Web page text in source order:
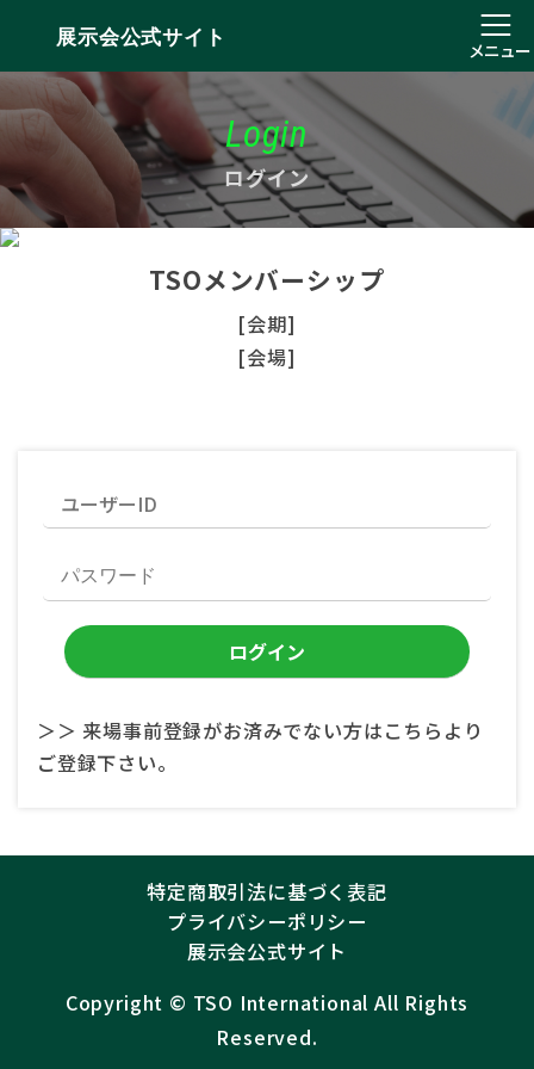
展示会公式サイト
メニュー
Login
ログイン
TSOメンバーシップ
[会期]
[会場]
＞＞ 来場事前登録がお済みでない方はこちらより
ご登録下さい。
特定商取引法に基づく表記
プライバシーポリシー
展示会公式サイト
Copyright ©︎ TSO International All Rights
Reserved.